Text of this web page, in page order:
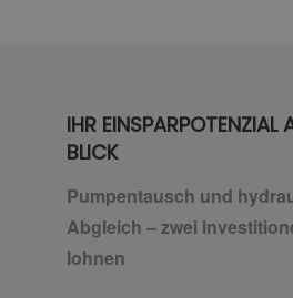
IHR EINSPARPOTENZIAL
BLICK
Pumpentausch und
Abgleich – zwei
lohnen